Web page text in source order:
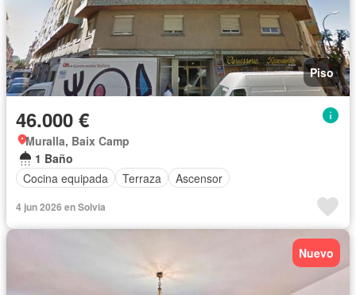
Piso
46.000 €
Muralla, Baix Camp
1 Baño
Cocina equipada
Terraza Ascensor
4 jun 2026 en Solvia
Nuevo